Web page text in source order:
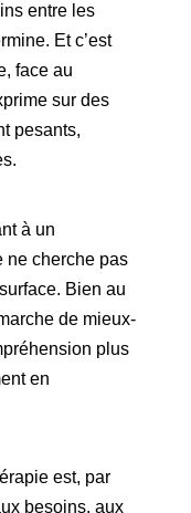
entre les
Et c’est
face au
sur des
pesants,
à un
ne cherche pas
Bien au
de mieux-
plus
en
est, par
besoins, aux